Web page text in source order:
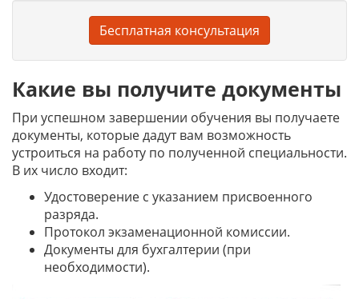
Бесплатная консультация
Какие вы получите документы
При успешном завершении обучения вы получаете
документы, которые дадут вам возможность
устроиться на работу по полученной специальности.
В их число входит:
Удостоверение с указанием присвоенного
разряда.
Протокол экзаменационной комиссии.
Документы для бухгалтерии (при
необходимости).